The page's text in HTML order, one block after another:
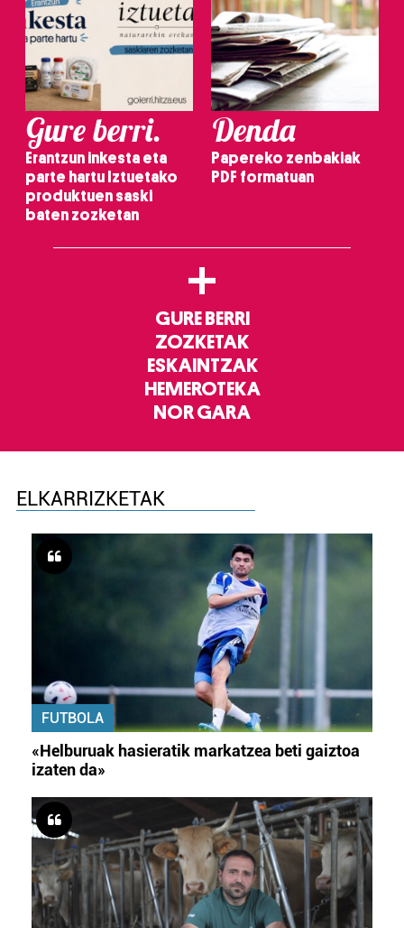
Gure berri.
Erantzun inkesta eta
parte hartu Iztuetako
produktuen saski
baten zozketan
Denda
Papereko zenbakiak
PDF formatuan
+
GURE BERRI
ZOZKETAK
ESKAINTZAK
HEMEROTEKA
NOR GARA
ELKARRIZKETAK
FUTBOLA
«Helburuak hasieratik markatzea beti gaiztoa
izaten da»